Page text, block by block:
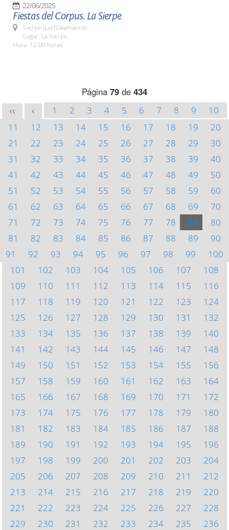
22/06/2025
Fiestas del Corpus. La Sierpe
Sierpe (La) (Salamanca)
Lugar: La Sierpe
Hora: 12:00 horas
Página 79 de 434
<< < 1 2 3 4 5 6 7 8 9
10
11
12 13 14 15 16 17 18 19
20
21
22 23 24 25 26 27 28 29
30
31
32 33 34 35 36 37 38 39
40
41
42 43 44 45 46 47 48 49
50
51
52 53 54 55 56 57 58 59
60
61
62 63 64 65 66 67 68 69
70
71
72 73 74 75 76 77 78 79
80
81
82 83 84 85 86 87 88 89
90
91
92 93 94 95 96 97 98 99
100
101
102 103 104 105 106 107
108
109
110 111 112 113 114 115
116
117
118 119 120 121 122 123
124
125
126 127 128 129 130 131
132
133
134 135 136 137 138 139
140
141
142 143 144 145 146 147
148
149
150 151 152 153 154 155
156
157
158 159 160 161 162 163
164
165
166 167 168 169 170 171
172
173
174 175 176 177 178 179
180
181
182 183 184 185 186 187
188
189
190 191 192 193 194 195
196
197
198 199 200 201 202 203
204
205
206 207 208 209 210 211
212
213
214 215 216 217 218 219
220
221
222 223 224 225 226 227
228
229
230 231 232 233 234 235
236